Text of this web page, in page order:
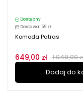
Dostępny
Dostawa: 59 zł
Komoda Patras
649,00 zł 1 049,00
Dodaj do